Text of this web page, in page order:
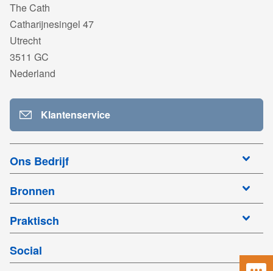
The Cath
Catharijnesingel 47
Utrecht
3511 GC
Nederland
Klantenservice
Ons Bedrijf
Bronnen
Praktisch
Social